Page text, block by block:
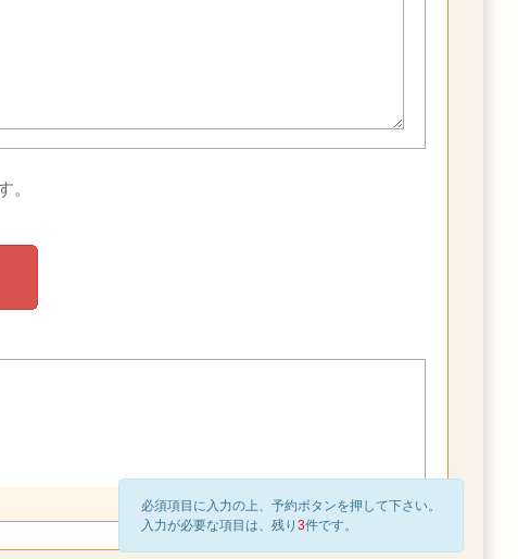
。
必須項目に入力の上、予約ボタンを押して下さい。
入力が必要な項目は、残り 3件です。